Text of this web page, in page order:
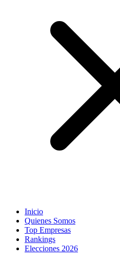
Inicio
Quienes Somos
Top Empresas
Rankings
Elecciones 2026